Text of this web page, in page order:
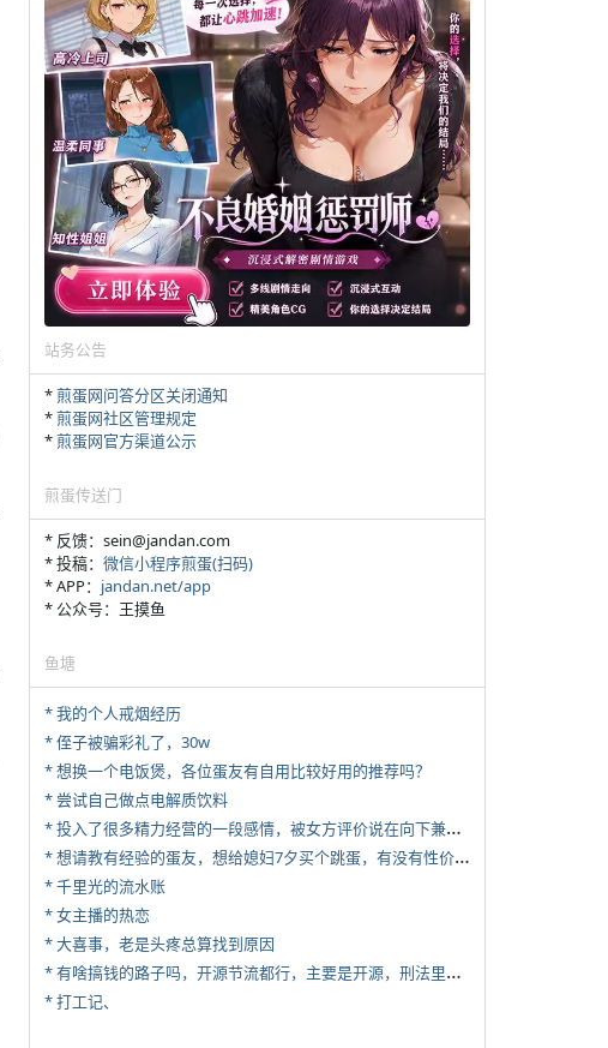
站务公告
*煎蛋网问答分区关闭通知
*煎蛋网社区管理规定
*煎蛋网官方渠道公示
煎蛋传送门
* 反馈：sein@jandan.com
* 投稿： 微信小程序煎蛋(扫码)
* APP： jandan.net/app
* 公众号：王摸鱼
鱼塘
* 我的个人戒烟经历
* 侄子被骗彩礼了，30w
* 想换一个电饭煲，各位蛋友有自用比较好用的推荐吗？
* 尝试自己做点电解质饮料
*
投入了很多精力经营的一段感情，被女方评价说在向下兼容我，感觉有点破防
*
想请教有经验的蛋友，想给媳妇7夕买个跳蛋，有没有性价比高的推荐
* 千里光的流水账
* 女主播的热恋
* 大喜事，老是头疼总算找到原因
*
有啥搞钱的路子吗，开源节流都行，主要是开源，刑法里的咱不做
* 打工记、